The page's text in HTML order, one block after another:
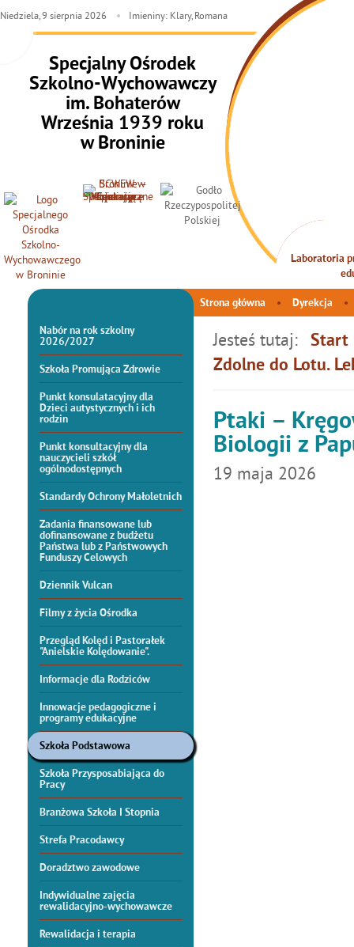
Specjalny Ośrodek
Szkolno-Wychowawczy
im. Bohaterów
Września 1939 roku
w Broninie
Niedziela, 9 sierpnia 2026 Imieniny: Klary, Romana
Laboratoria
Strona główna Dyrekcja
Nabór na rok szkolny
2026/2027
Szkoła Promująca Zdrowie
Punkt konsulatacyjny dla
Dzieci autystycznych i ich
rodzin
Punkt konsultacyjny dla
nauczycieli szkół
ogólnodostępnych
Standardy Ochrony Małoletnich
Zadania finansowane lub
dofinansowane z budżetu
Państwa lub z Państwowych
Funduszy Celowych
Dziennik Vulcan
Filmy z życia Ośrodka
Przegląd Kolęd i Pastorałek
"Anielskie Kolędowanie".
Informacje dla Rodziców
Innowacje pedagogiczne i
programy edukacyjne
Szkoła Podstawowa
Szkoła Przysposabiająca do
Pracy
Branżowa Szkoła I Stopnia
Strefa Pracodawcy
Doradztwo zawodowe
Indywidualne zajęcia
rewalidacyjno-wychowawcze
Rewalidacja i terapia
Jesteś tutaj: Start
Zdolne do Lotu.
Ptaki –
Biologii z
19 maja 2026